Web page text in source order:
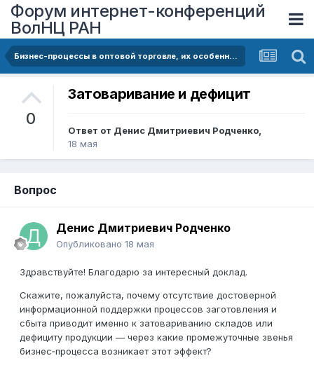
Форум интернет-конференций
ВолНЦ РАН
Бизнес-процессы в оптовой торговле, их особенности, проблемы информационного сопровождения в контексте потребительского спроса и принятия управленческих решений
0
Затоваривание и дефицит
Ответ от Денис Дмитриевич Родченко,
18 мая
Вопрос
Денис Дмитриевич Родченко
Опубликовано 18 мая
Здравствуйте! Благодарю за интересный доклад.
Скажите, пожалуйста, почему отсутствие достоверной
информационной поддержки процессов заготовления и
сбыта приводит именно к затовариванию складов или
дефициту продукции — через какие промежуточные звенья
бизнес‑процесса возникает этот эффект?